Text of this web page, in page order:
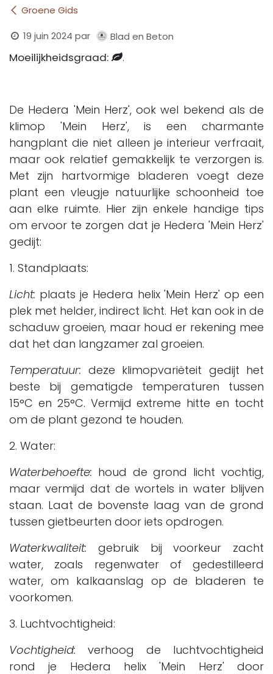
Groene Gids
19 juin 2024 par Blad en Beton
Moeilijkheidsgraad: .
De Hedera 'Mein Herz', ook wel bekend als de
klimop 'Mein Herz', is een charmante
hangplant die niet alleen je interieur verfraait,
maar ook relatief gemakkelijk te verzorgen is.
Met zijn hartvormige bladeren voegt deze
plant een vleugje natuurlijke schoonheid toe
aan elke ruimte. Hier zijn enkele handige tips
om ervoor te zorgen dat je Hedera 'Mein Herz'
gedijt:
1. Standplaats:
Licht: plaats je Hedera helix 'Mein Herz' op een
plek met helder, indirect licht. Het kan ook in de
schaduw groeien, maar houd er rekening mee
dat het dan langzamer zal groeien.
Temperatuur: deze klimopvariëteit gedijt het
beste bij gematigde temperaturen tussen
15°C en 25°C. Vermijd extreme hitte en tocht
om de plant gezond te houden.
2. Water:
Waterbehoefte: houd de grond licht vochtig,
maar vermijd dat de wortels in water blijven
staan. Laat de bovenste laag van de grond
tussen gietbeurten door iets opdrogen.
Waterkwaliteit: gebruik bij voorkeur zacht
water, zoals regenwater of gedestilleerd
water, om kalkaanslag op de bladeren te
voorkomen.
3. Luchtvochtigheid:
Vochtigheid: verhoog de luchtvochtigheid
rond je Hedera helix 'Mein Herz' door